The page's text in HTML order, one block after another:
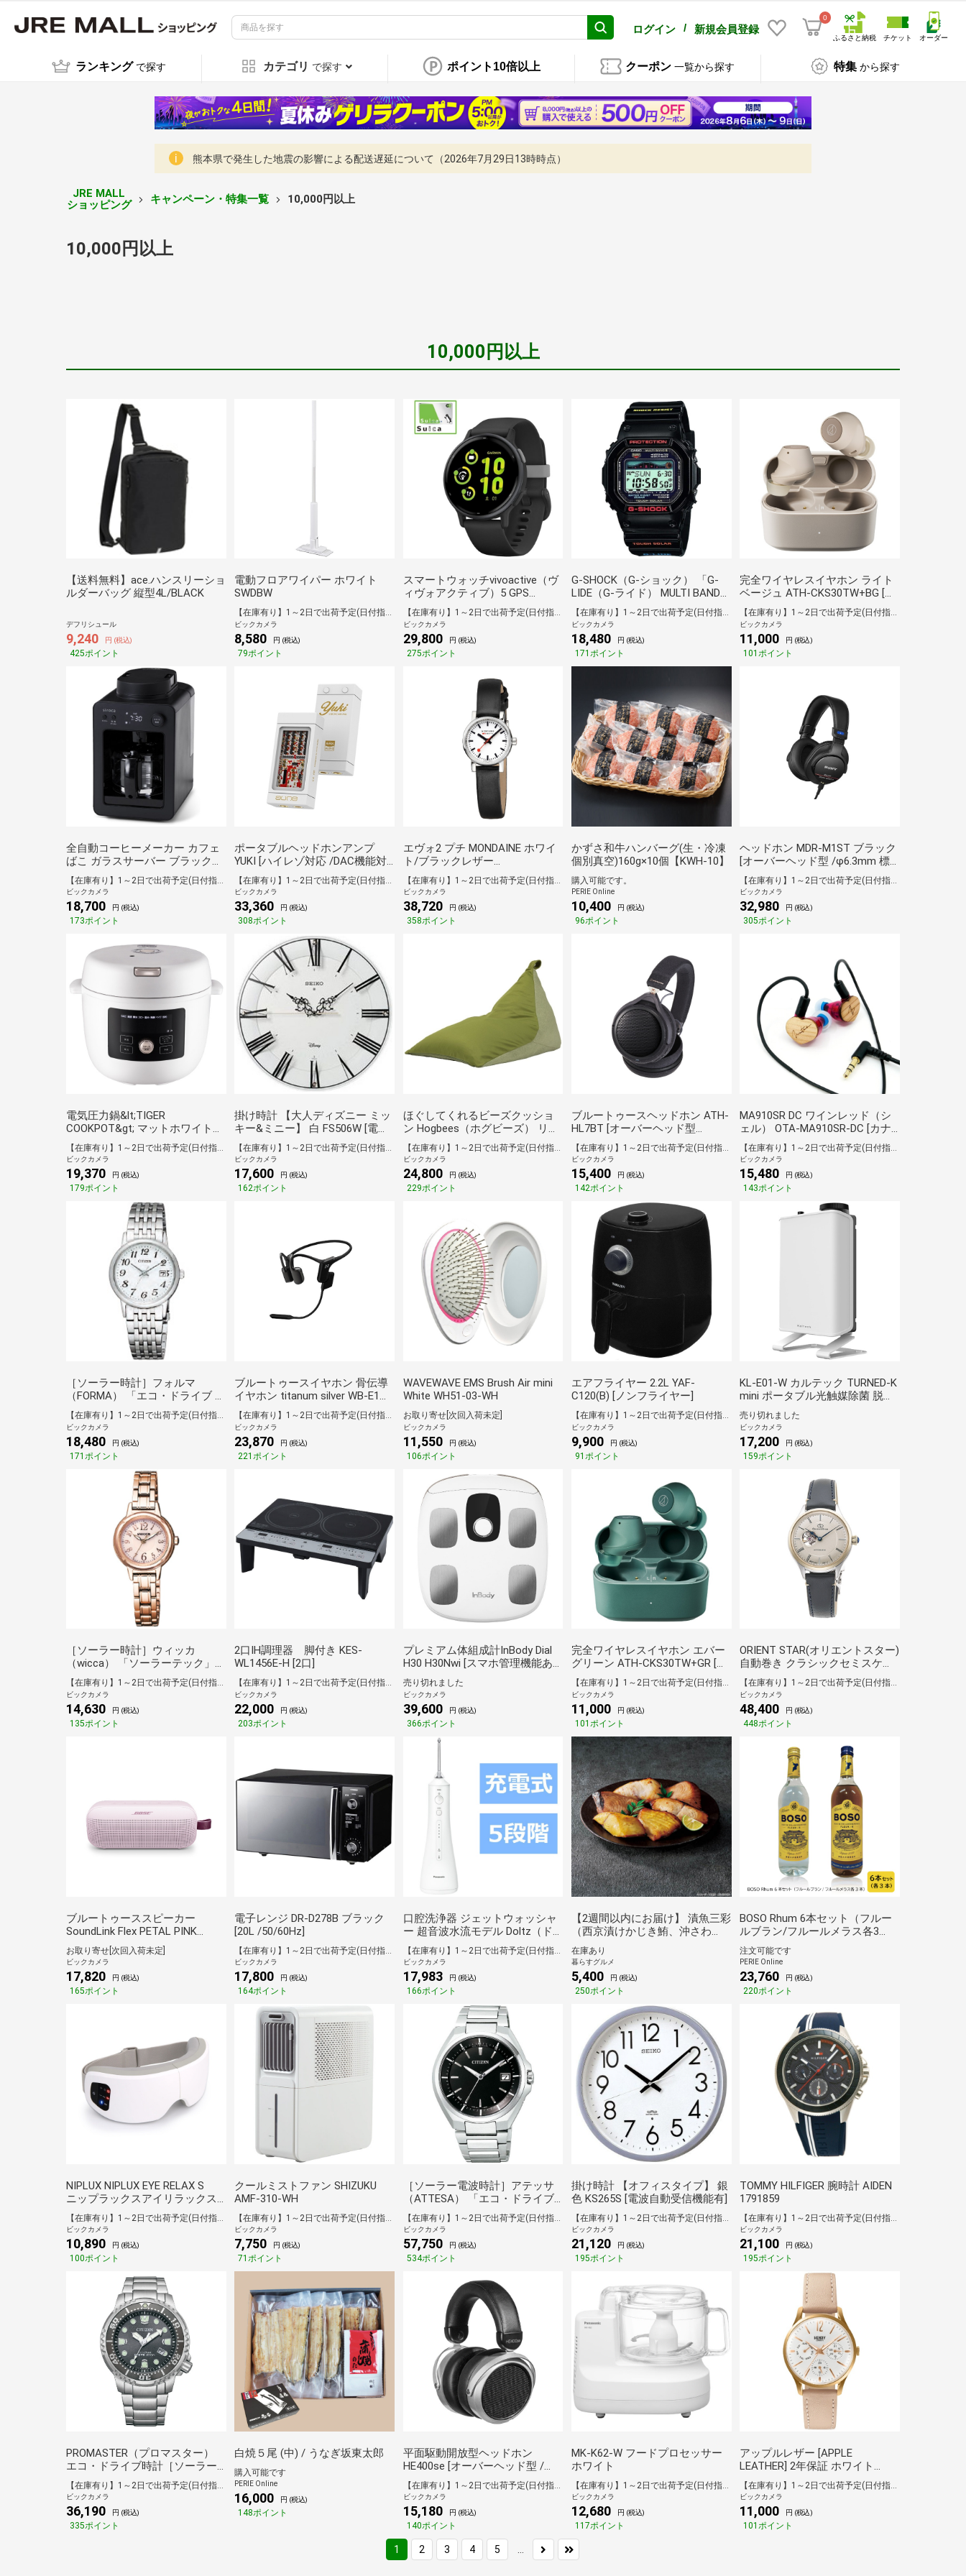
ログイン / 新規会員登録
0
ふるさと納税 チケット オーダー
ランキング で探す カテゴリ で探す ポイント10倍以上 クーポン 一覧から探す 特集 から探す
熊本県で発生した地震の影響による配送遅延について（2026年7月29日13時時点）
JRE MALL
ショッピング
キャンペーン・特集一覧 10,000円以上
10,000円以上
10,000円以上
【送料無料】ace.ハンスリーショ
ルダーバッグ 縦型4L/BLACK
デフリシュール
9,240 円 (税込)
425ポイント
電動フロアワイパー ホワイト
SWDBW
【在庫有り】1～2日で出荷予定(日付指定可)
ビックカメラ
8,580 円 (税込)
79ポイント
スマートウォッチvivoactive（ヴ
ィヴォアクティブ）5 GPS
Black/Slate 010-02862-40【Suica
対応】
【在庫有り】1～2日で出荷予定(日付指定可)
ビックカメラ
29,800 円 (税込)
275ポイント
G-SHOCK（G-ショック） 「G-
LIDE（G-ライド） MULTI BAND
6」 GWX-5600-1JF【国内正規
品】[GWX56001JF]
【在庫有り】1～2日で出荷予定(日付指定可)
ビックカメラ
18,480 円 (税込)
171ポイント
完全ワイヤレスイヤホン ライト
ベージュ ATH-CKS30TW+BG [ワ
イヤレス(左右分離) /カナル型 /
ノイズキャンセリング対応
/Bluetooth対応]
【在庫有り】1～2日で出荷予定(日付指定可)
ビックカメラ
11,000 円 (税込)
101ポイント
全自動コーヒーメーカー カフェ
ばこ ガラスサーバー ブラック
SC-A352(K) [全自動 /ミル付き]
ビックカメラ
18,700 円 (税込)
173ポイント
ポータブルヘッドホンアンプ
YUKI [ハイレゾ対応 /DAC機能対
応]
ビックカメラ
33,360 円 (税込)
308ポイント
エヴォ2 プチ MONDAINE ホワイ
ト/ブラックレザー
MSE.26110.LBV
【在庫有り】1～2日で出荷予定(日付指定可)
ビックカメラ
38,720 円 (税込)
358ポイント
かずさ和牛ハンバーグ(生・冷凍
個別真空)160g×10個【KWH-10】
購入可能です。
PERIE Online
10,400 円 (税込)
96ポイント
ヘッドホン MDR-M1ST ブラック
[オーバーヘッド型 /φ6.3mm 標
準プラグ]
ビックカメラ
32,980 円 (税込)
305ポイント
電気圧力鍋&lt;TIGER
COOKPOT&gt; マットホワイト
COK-B400WM
【在庫有り】1～2日で出荷予定(日付指定可)
ビックカメラ
19,370 円 (税込)
179ポイント
掛け時計 【大人ディズニー ミッ
キー&ミニー】 白 FS506W [電波
自動受信機能有][FS506W]
【在庫有り】1～2日で出荷予定(日付指定可)
ビックカメラ
17,600 円 (税込)
162ポイント
ほぐしてくれるビーズクッショ
ン Hogbees（ホグビーズ） リー
フグリーン CMD-8000GR
【在庫有り】1～2日で出荷予定(日付指定可)
ビックカメラ
24,800 円 (税込)
229ポイント
ブルートゥースヘッドホン ATH-
HL7BT [オーバーヘッド型
/Bluetooth対応]
【在庫有り】1～2日で出荷予定(日付指定可)
ビックカメラ
15,400 円 (税込)
142ポイント
MA910SR DC ワインレッド（シ
ェル） OTA-MA910SR-DC [カナ
ル型]
【在庫有り】1～2日で出荷予定(日付指定可)
ビックカメラ
15,480 円 (税込)
143ポイント
［ソーラー時計］フォルマ
（FORMA） 「エコ・ドライブ ペ
アモデル」 EW1580-
50B[EW158050B]
【在庫有り】1～2日で出荷予定(日付指定可)
ビックカメラ
18,480 円 (税込)
171ポイント
ブルートゥースイヤホン 骨伝導
イヤホン titanum silver WB-E1M-
SL [骨伝導型 /Bluetooth対応]
【在庫有り】1～2日で出荷予定(日付指定可)
ビックカメラ
23,870 円 (税込)
221ポイント
WAVEWAVE EMS Brush Air mini
White WH51-03-WH
お取り寄せ[次回入荷未定]
ビックカメラ
11,550 円 (税込)
106ポイント
エアフライヤー 2.2L YAF-
C120(B) [ノンフライヤー]
【在庫有り】1～2日で出荷予定(日付指定可)
ビックカメラ
9,900 円 (税込)
91ポイント
KL-E01-W カルテック TURNED-K
mini ポータブル光触媒除菌 脱臭
機 ホワイト KL-E01-W [適用畳
数：8畳]
売り切れました
ビックカメラ
17,200 円 (税込)
159ポイント
［ソーラー時計］ウィッカ
（wicca） 「ソーラーテック」
KH9-965-91[KH996591]
【在庫有り】1～2日で出荷予定(日付指定可)
ビックカメラ
14,630 円 (税込)
135ポイント
2口IH調理器 脚付き KES-
WL1456E-H [2口]
【在庫有り】1～2日で出荷予定(日付指定可)
ビックカメラ
22,000 円 (税込)
203ポイント
プレミアム体組成計InBody Dial
H30 H30Nwi [スマホ管理機能あ
り]
売り切れました
ビックカメラ
39,600 円 (税込)
366ポイント
完全ワイヤレスイヤホン エバー
グリーン ATH-CKS30TW+GR [ワ
イヤレス(左右分離) /カナル型 /
ノイズキャンセリング対応
/Bluetooth対応]
【在庫有り】1～2日で出荷予定(日付指定可)
ビックカメラ
11,000 円 (税込)
101ポイント
ORIENT STAR(オリエントスター)
自動巻き クラシックセミスケル
トン 機械式 オープンハート アイ
ボリー パールグレー RK-
ND0011N [正規品]
【在庫有り】1～2日で出荷予定(日付指定可)
ビックカメラ
48,400 円 (税込)
448ポイント
ブルートゥーススピーカー
SoundLink Flex PETAL PINK
SLinkFlex2ndPNK [防水
/Bluetooth対応]
お取り寄せ[次回入荷未定]
ビックカメラ
17,820 円 (税込)
165ポイント
電子レンジ DR-D278B ブラック
[20L /50/60Hz]
ビックカメラ
17,800 円 (税込)
164ポイント
口腔洗浄器 ジェットウォッシャ
ー 超音波水流モデル Doltz（ド
ルツ） 白 EW-DJ55-W [ハンディ
タイプ /国内･海外兼用]
【在庫有り】1～2日で出荷予定(日付指定可)
ビックカメラ
17,983 円 (税込)
166ポイント
【2週間以内にお届け】 漬魚三彩
（西京漬けかじき鮪、沖さわ
ら、粕漬けかじき鮪、沖さわ
ら、まぐろみりん醤油漬け、ま
ぐろ味噌漬け 計525g） ギフト
[送料無料※沖縄離島不可] [代引き
不可]ギフト 倉庫C
在庫あり
暮らすグルメ
5,400 円 (税込)
250ポイント
BOSO Rhum 6本セット（フルー
ルブラン/フルールメラス各3
本）
注文可能です
PERIE Online
23,760 円 (税込)
220ポイント
NIPLUX NIPLUX EYE RELAX S
ニップラックスアイリラックス
エス ホワイト NP-ERS24W
ビックカメラ
10,890 円 (税込)
100ポイント
クールミストファン SHIZUKU
AMF-310-WH
ビックカメラ
7,750 円 (税込)
71ポイント
［ソーラー電波時計］アテッサ
（ATTESA） 「エコ・ドライブ
電波時計」 CB3010-57E
【在庫有り】1～2日で出荷予定(日付指定可)
ビックカメラ
57,750 円 (税込)
534ポイント
掛け時計 【オフィスタイプ】 銀
色 KS265S [電波自動受信機能有]
【在庫有り】1～2日で出荷予定(日付指定可)
ビックカメラ
21,120 円 (税込)
195ポイント
TOMMY HILFIGER 腕時計 AIDEN
1791859
ビックカメラ
21,100 円 (税込)
195ポイント
PROMASTER（プロマスター）
エコ・ドライブ時計［ソーラー
時計］ MARINEシリーズ ダイバ
ー200m 文字盤：グレー BN0167-
50H
【在庫有り】1～2日で出荷予定(日付指定可)
ビックカメラ
36,190 円 (税込)
335ポイント
白焼５尾 (中) / うなぎ坂東太郎
購入可能です
PERIE Online
16,000 円 (税込)
148ポイント
平面駆動開放型ヘッドホン
HE400se [オーバーヘッド型 /
φ3.5mm ミニプラグ]
【在庫有り】1～2日で出荷予定(日付指定可)
ビックカメラ
15,180 円 (税込)
140ポイント
MK-K62-W フードプロセッサー
ホワイト
【在庫有り】1～2日で出荷予定(日付指定可)
ビックカメラ
12,680 円 (税込)
117ポイント
アップルレザー [APPLE
LEATHER] 2年保証 ホワイト
HL34-MS-0444-AL
【在庫有り】1～2日で出荷予定(日付指定可)
ビックカメラ
11,000 円 (税込)
101ポイント
1 2 3 4 5 ...